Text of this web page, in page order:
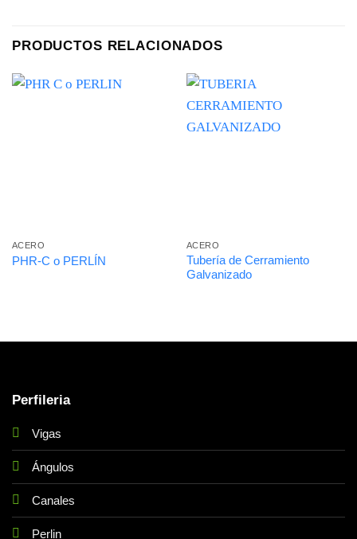
PRODUCTOS RELACIONADOS
ACERO
PHR-C o PERLÍN
ACERO
Tubería de Cerramiento
Galvanizado
Perfileria
Vigas
Ángulos
Canales
Perlin